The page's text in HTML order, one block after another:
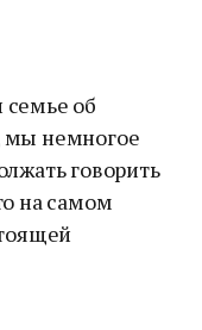
об
мы немногое
говорить
на самом